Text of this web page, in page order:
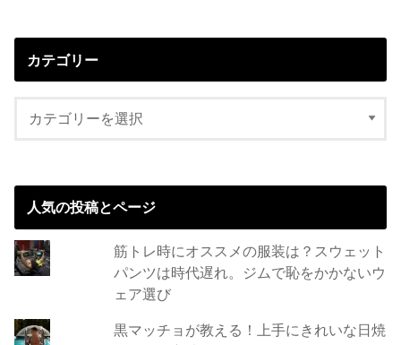
カテゴリー
人気の投稿とページ
筋トレ時にオススメの服装は？スウェット
パンツは時代遅れ。ジムで恥をかかないウ
ェア選び
黒マッチョが教える！上手にきれいな日焼